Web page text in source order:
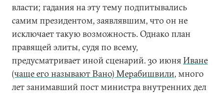
власти; гадания на эту тему подпитывались
самим президентом, заявлявшим, что он не
исключает такую возможность. Однако план
правящей элиты, судя по всему,
предусматривает иной сценарий. 30 июняИване
(чаще его называют Вано) Мерабишвили, много
лет занимавший пост министра внутренних дел